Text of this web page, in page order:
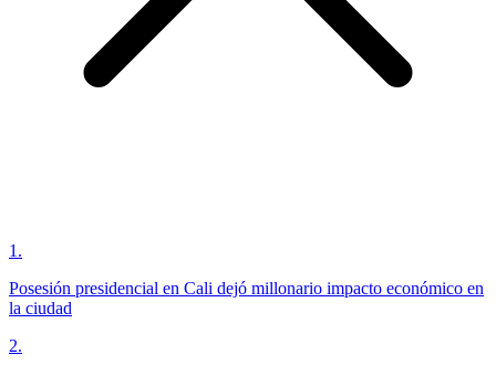
1 .
Posesión presidencial en Cali dejó millonario impacto económico en
la ciudad
2.